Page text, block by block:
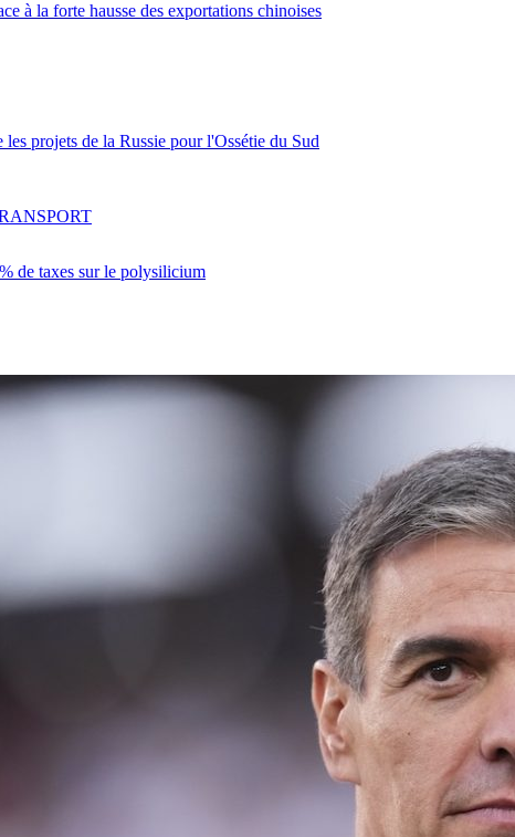
à la forte hausse des exportations chinoises
projets de la Russie pour l'Ossétie du Sud
de taxes sur le polysilicium